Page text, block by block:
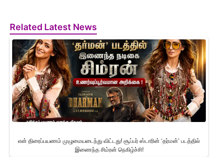
Related Latest News
என் திரைப்பயணம் முழுமையடைந்து விட்டது! சூப்பர் ஸ்டாரின் ‘தர்மன்’ படத்தில்
இணைந்த சிம்ரன் நெகிழ்ச்சி!